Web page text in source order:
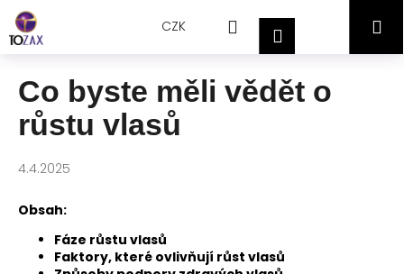
Přejít
obsah
CZK HledatPřihlášeníNákupní
košík
Co byste měli vědět o
růstu vlasů
4.4.2025
Obsah:
Fáze růstu vlasů
Faktory, které ovlivňují růst vlasů
o
C
o
o
ř